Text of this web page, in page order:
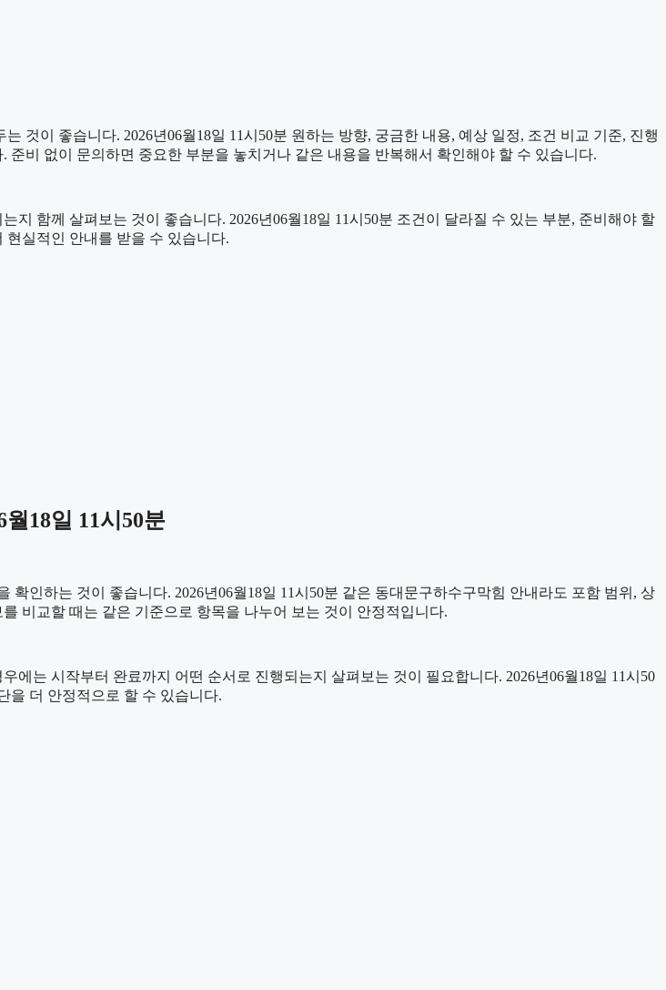
것이 좋습니다. 2026년06월18일 11시50분 원하는 방향, 궁금한 내용, 예상 일정, 조건 비교 기준, 진행
비 없이 문의하면 중요한 부분을 놓치거나 같은 내용을 반복해서 확인해야 할 수 있습니다.
함께 살펴보는 것이 좋습니다. 2026년06월18일 11시50분 조건이 달라질 수 있는 부분, 준비해야 할
실적인 안내를 받을 수 있습니다.
18일 11시50분
인하는 것이 좋습니다. 2026년06월18일 11시50분 같은 동대문구하수구막힘 안내라도 포함 범위, 상
비교할 때는 같은 기준으로 항목을 나누어 보는 것이 안정적입니다.
는 시작부터 완료까지 어떤 순서로 진행되는지 살펴보는 것이 필요합니다. 2026년06월18일 11시50
을 더 안정적으로 할 수 있습니다.